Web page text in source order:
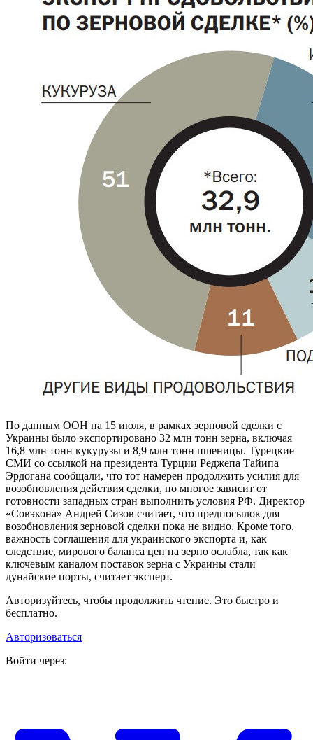
По данным ООН на 15 июля, в рамках зерновой сделки с
Украины было экспортировано 32 млн тонн зерна, включая
16,8 млн тонн кукурузы и 8,9 млн тонн пшеницы. Турецкие
СМИ со ссылкой на президента Турции Реджепа Тайипа
Эрдогана сообщали, что тот намерен продолжить усилия для
возобновления действия сделки, но многое зависит от
готовности западных стран выполнить условия РФ. Директор
«Совэкона» Андрей Сизов считает, что предпосылок для
возобновления зерновой сделки пока не видно. Кроме того,
важность соглашения для украинского экспорта и, как
следствие, мирового баланса цен на зерно ослабла, так как
ключевым каналом поставок зерна с Украины стали
дунайские порты, считает эксперт.
Авторизуйтесь, чтобы продолжить чтение. Это быстро и
бесплатно.
Авторизоваться
Войти через: